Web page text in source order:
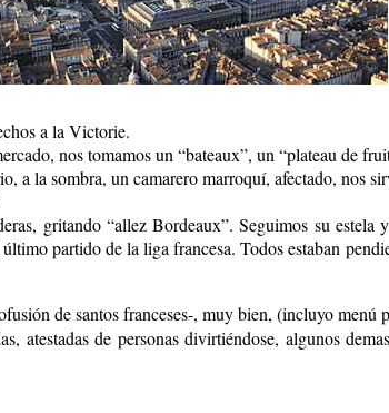
a la Victorie.
nos tomamos un “bateaux”, un “plateau de
a la sombra, un camarero marroquí, afectado, nos
gritando “allez Bordeaux”. Seguimos su
partido de la liga francesa. Todos estaban
de santos franceses-, muy bien, (incluyo menú
atestadas de personas divirtiéndose, algunos